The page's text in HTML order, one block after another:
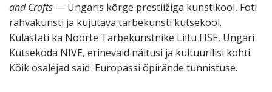
and Crafts — Ungaris kõrge prestiižiga kunstikool, Foti
rahvakunsti ja kujutava tarbekunsti kutsekool.
Külastati ka Noorte Tarbekunstnike Liitu FISE, Ungari
Kutsekoda NIVE, erinevaid näitusi ja kultuurilisi kohti.
Kõik osalejad said Europassi õpirände tunnistuse.